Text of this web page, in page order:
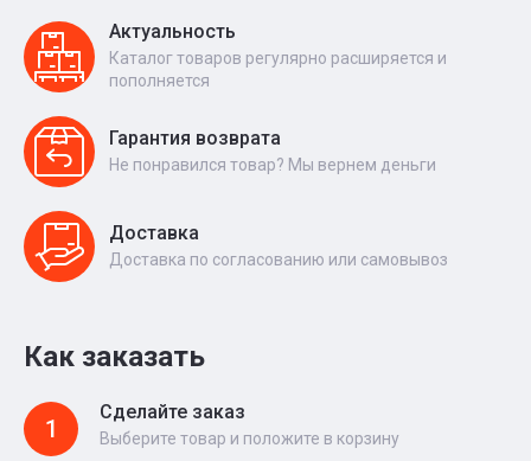
Актуальность
Каталог товаров регулярно расширяется и
пополняется
Гарантия возврата
Не понравился товар? Мы вернем деньги
Доставка
Доставка по согласованию или самовывоз
Как заказать
1
Сделайте заказ
Выберите товар и положите в корзину